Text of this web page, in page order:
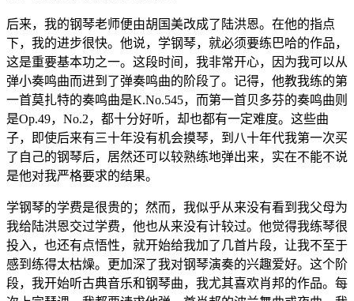
后来，我的钢琴老师便由胡国美改成了陆洪恩。在他的指点
下，我的进步很快。他说，学钢琴，就必须要练巴哈的作品，
这是重要基本功之一。这段时间，我非常开心，因为我可以从
弹小奏鸣曲而进到了弹奏鸣曲的阶段了。记得，他教我练的第
一首莫扎特的奏鸣曲是K.No.545，而第一首贝多芬的奏鸣曲则
是Op.49，No.2，都十分好听，却也都有一定难度。这些曲
子，即使后来有三十年没有机会摸琴，到八十年代我第一次买
了自己的钢琴后，居然还可以较熟练地弹出来，实在不能不说
是他对我严格要求的结果。
学钢琴的学费是很贵的；然而，我似乎从来没有看到我父母为
我给陆洪恩交过学费，他也从来没有计较过。他觉得我练琴很
投入，也还有点悟性，就开始给我加了几首片段，让我不至于
感到练得太枯燥。更加深了我对钢琴演奏的兴趣爱好。这个阶
段，我开始听古典音乐和钢琴曲，我尤其喜欢肖邦的作品。每